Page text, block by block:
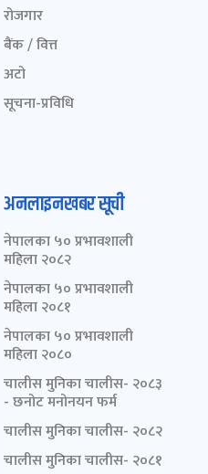
रोजगार
बैंक / वित्त
अटो
सूचना-प्रविधि
अनलाइनखबर सूची
नेपालका ५० प्रभावशाली
महिला २०८२
नेपालका ५० प्रभावशाली
महिला २०८१
नेपालका ५० प्रभावशाली
महिला २०८०
चालीस मुनिका चालीस- २०८३
- छनोट मनोनयन फर्म
चालीस मुनिका चालीस- २०८२
चालीस मुनिका चालीस- २०८१